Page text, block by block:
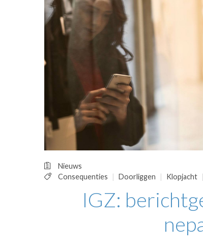
MEDISCHE
REGISTRATIE
Nieuws
Consequenties
Doorliggen Klopjacht
IGZ: